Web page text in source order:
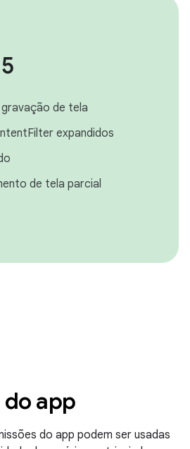
de tela
expandidos
de tela parcial
do app
do app podem ser usadas